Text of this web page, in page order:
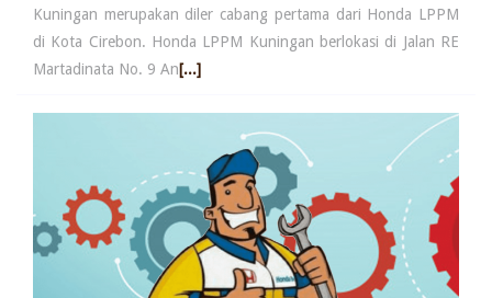
Kuningan merupakan diler cabang pertama dari Honda LPPM
di Kota Cirebon. Honda LPPM Kuningan berlokasi di Jalan RE
Martadinata No. 9 An[...]